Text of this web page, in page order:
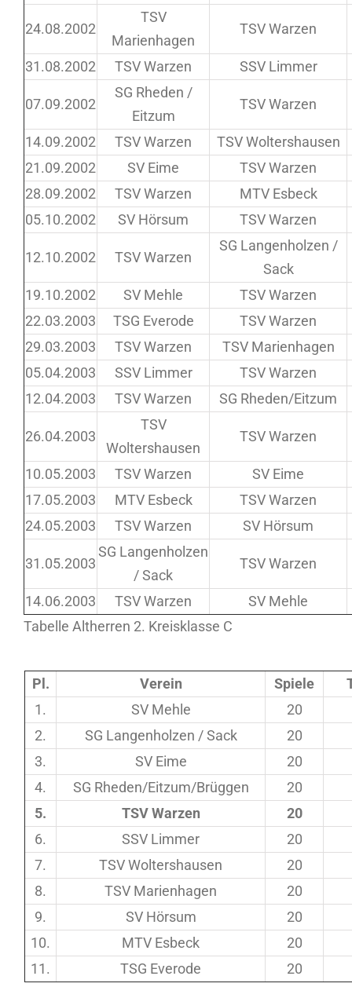
24.08.2002
TSV
Marienhagen
TSV Warzen
31.08.2002 TSV Warzen SSV Limmer
07.09.2002
SG Rheden /
Eitzum
TSV Warzen
14.09.2002 TSV Warzen
TSV Woltershausen
21.09.2002
SV Eime
TSV Warzen
28.09.2002
TSV Warzen
MTV Esbeck
05.10.2002
SV Hörsum TSV Warzen
12.10.2002 TSV Warzen
SG Langenholzen /
Sack
19.10.2002
SV Mehle
TSV Warzen
22.03.2003
TSG Everode
TSV Warzen
29.03.2003
TSV Warzen
TSV Marienhagen
05.04.2003
SSV Limmer
TSV Warzen
12.04.2003
TSV Warzen SG Rheden/Eitzum
26.04.2003
TSV
Woltershausen
TSV Warzen
10.05.2003 TSV Warzen
SV Eime
17.05.2003
MTV Esbeck
TSV Warzen
24.05.2003
TSV Warzen SV Hörsum
31.05.2003
SG Langenholzen
/ Sack
TSV Warzen
14.06.2003 TSV Warzen
SV Mehle
Tabelle Altherren 2. Kreisklasse C
Pl. Verein Spiele
1.
SV Mehle
20
2.
SG Langenholzen / Sack
20
3.
SV Eime
20
4.
SG Rheden/Eitzum/Brüggen
20
5.
TSV Warzen
20
6.
SSV Limmer
20
7.
TSV Woltershausen
20
8.
TSV Marienhagen
20
9.
SV Hörsum
20
10.
MTV Esbeck
20
11.
TSG Everode 20